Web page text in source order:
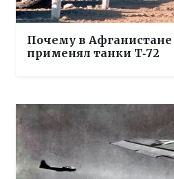
Почему в Афганистане
применял танки Т‑72